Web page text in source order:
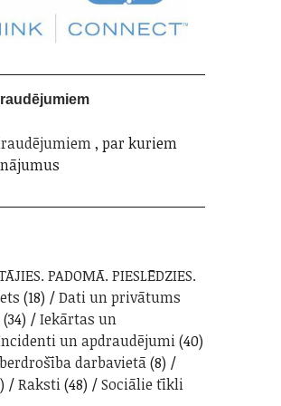
, par kuriem
PADOMĀ. PIESLĒDZIES.
(18)
Dati un privātums
(34)
Iekārtas un
un apdraudējumi(40)
darbavietā(8)
Raksti(48)
Sociālie tīkli